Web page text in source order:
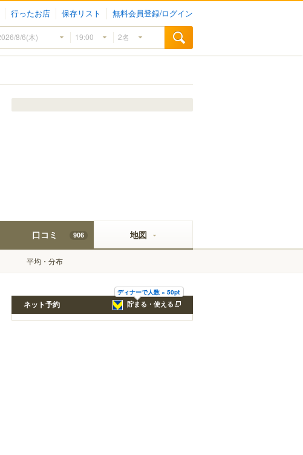
行ったお店 保存リスト 無料会員登録/ログイン
口コミ 906
平均・分布
地図
ディナーで人数 × 50pt
貯まる・使える
ネット予約